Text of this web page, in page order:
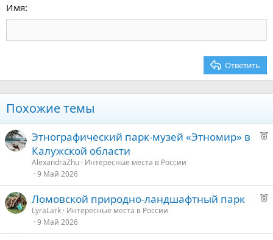
18
22
Tahoma
Times New Roman
Заголовок 3
Имя
Ответить
Похожие темы
Р
е
у
Этнографический парк-музей «Этномир» в
Калужской области
AlexandraZhu Интересные места в России
9 Май 2026
Р
о
Ломовской природно-ландшафтный парк
LyraLark Интересные места в России
9 Май 2026